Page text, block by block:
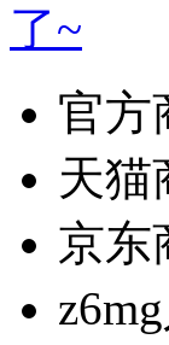
了~
官方
天猫
京东